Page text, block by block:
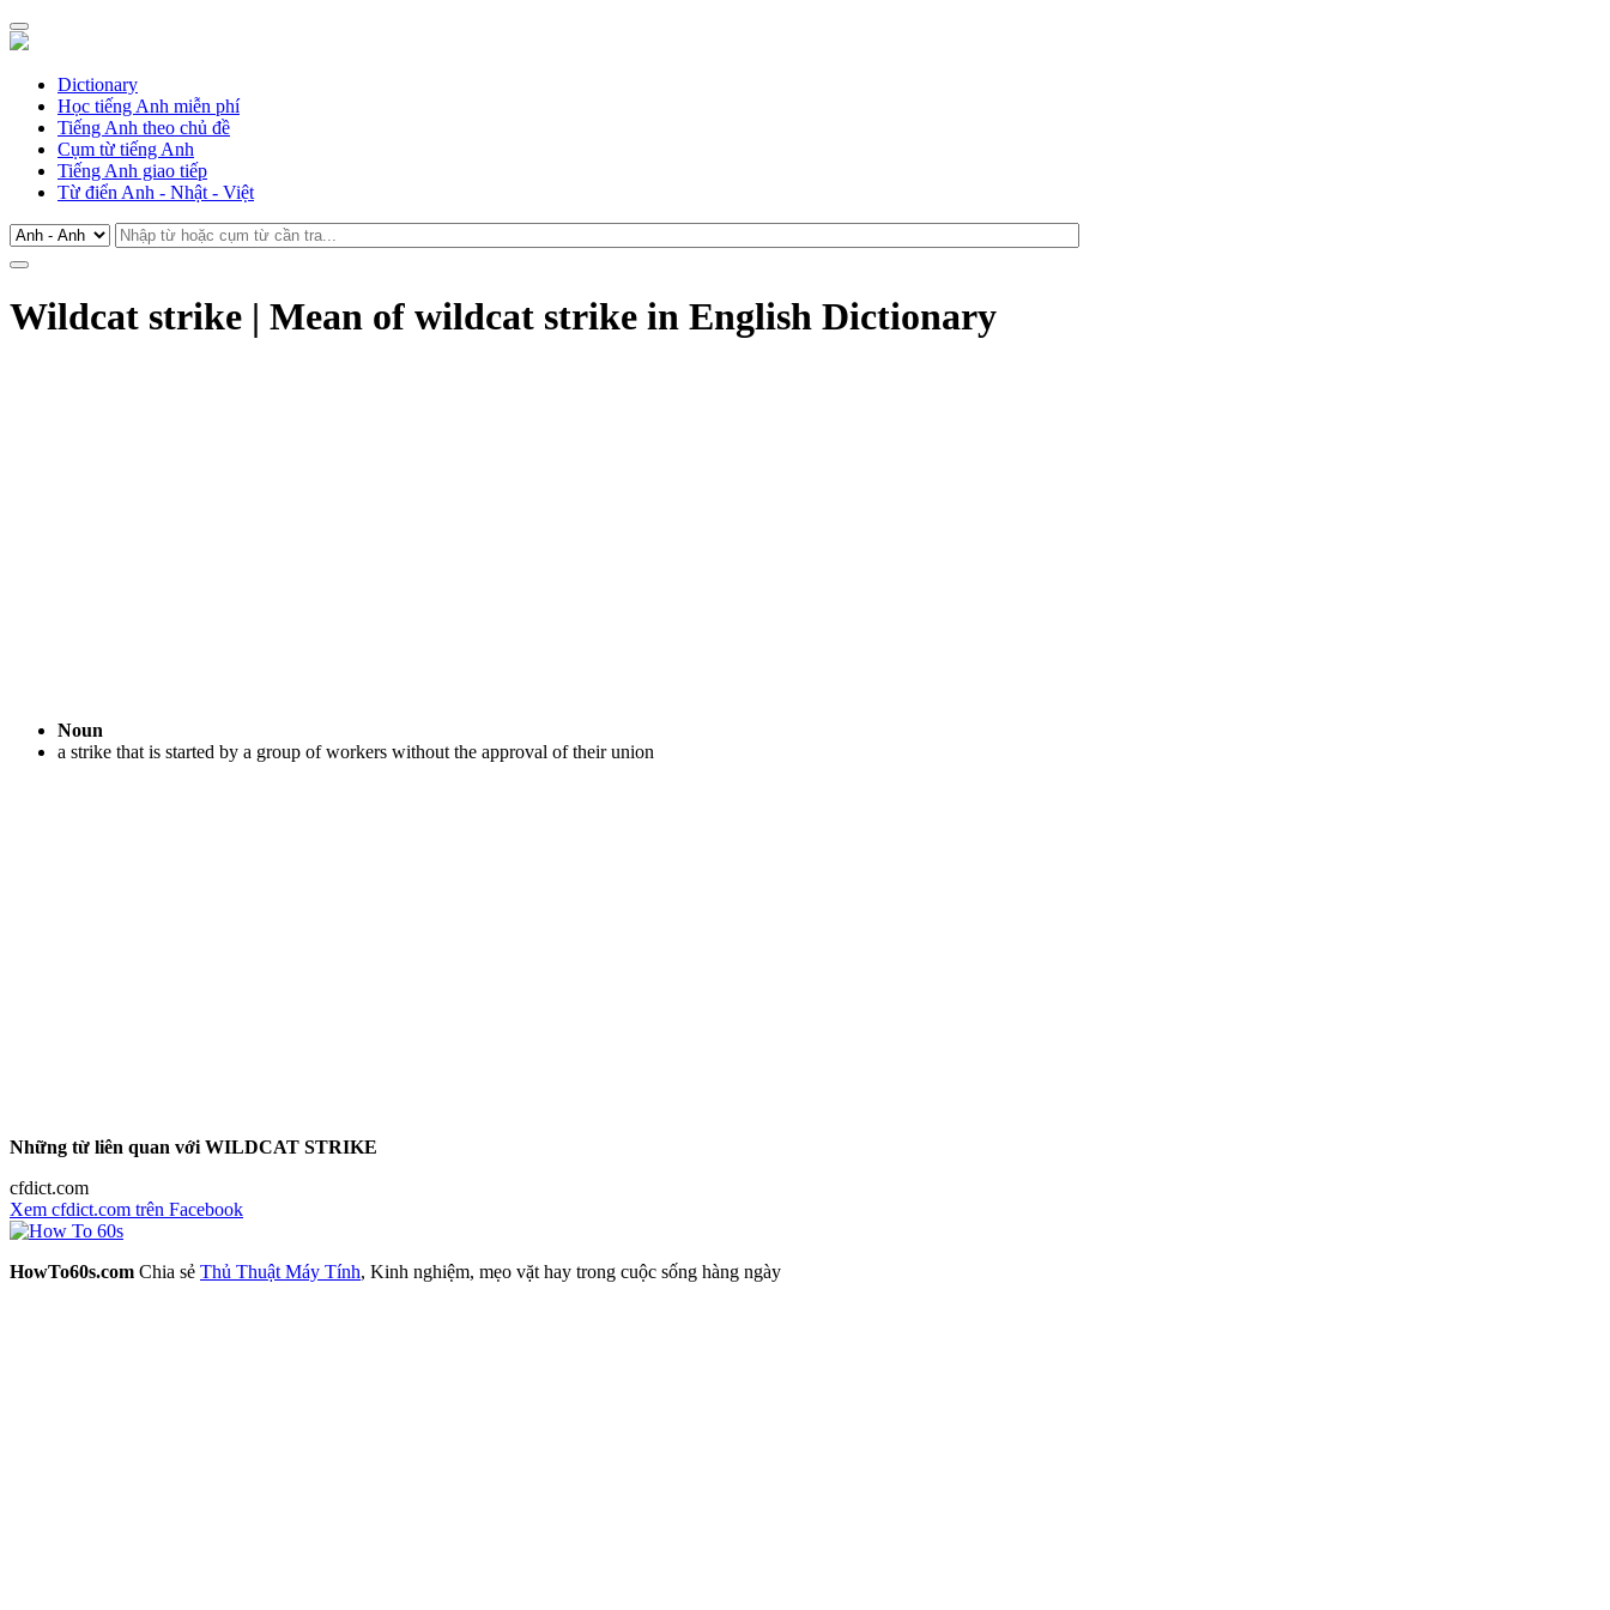
Dictionary
Học tiếng Anh miễn phí
Tiếng Anh theo chủ đề
Cụm từ tiếng Anh
Tiếng Anh giao tiếp
Từ điển Anh - Nhật - Việt
Wildcat strike | Mean of wildcat strike in English Dictionary
Noun
a strike that is started by a group of workers without the approval of their union
Những từ liên quan với WILDCAT STRIKE
cfdict.com
Xem cfdict.com trên Facebook
HowTo60s.com Chia sẻ Thủ Thuật Máy Tính, Kinh nghiệm, mẹo vặt hay trong cuộc sống hàng ngày